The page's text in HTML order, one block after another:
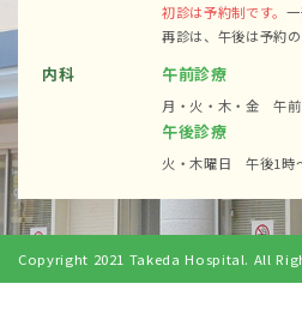
初診は予約制です。
再診は、午後は予約の
内科 午前診療
月・火・木・金 午
午後診療
火・木曜日 午後1時
Copyright 2021 Takeda Hospital. All